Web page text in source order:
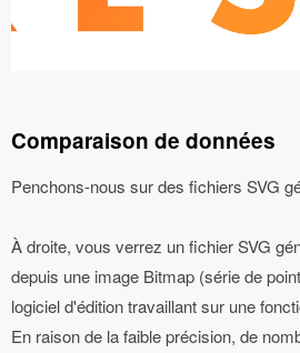
Comparaison de données
Penchons-nous sur des fichiers SVG
À droite, vous verrez un fichier SVG
depuis une image Bitmap (série de
logiciel d'édition travaillant sur une
En raison de la faible précision, de